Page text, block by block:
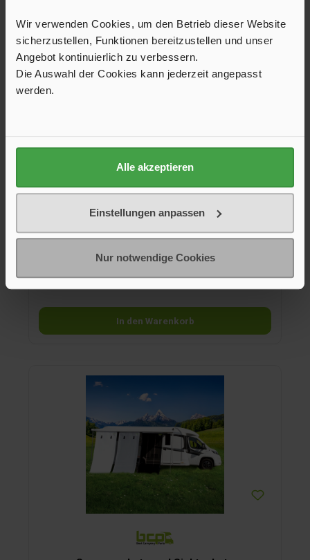
Wir verwenden Cookies, um den Betrieb dieser Website
sicherzustellen, Funktionen bereitzustellen und unser
Angebot kontinuierlich zu verbessern.
Die Auswahl der Cookies kann jederzeit angepasst
werden.
Alle akzeptieren
Einstellungen anpassen
Nur notwendige Cookies
Sonnenschutz und Sichtschutz grau/weiß,
300 x 220 cm
Das transparente Meshgewebe sorgt für Licht, Luft und
angenehmen Schatten. Es passt in gängige Kederleisten, ist
wasserabweisend, winddurchlässig und schützt vor UV-
Strahlung sowie neugierigen Blicken. Schnell montiert,
Sunblocker und Rainblocker.
Maße Breite
1000 mm
3000 mm +1
In den Warenkorb